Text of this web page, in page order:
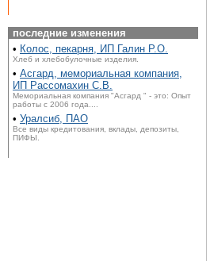
последние изменения
• Колос, пекарня, ИП Галин Р.О.
Хлеб и хлебобулочные изделия.
• Асгард, мемориальная компания,
ИП Рассомахин С.В.
Мемориальная компания "Асгард " - это: Опыт
работы с 2006 года....
• Уралсиб, ПАО
Все виды кредитования, вклады, депозиты,
ПИФЫ.